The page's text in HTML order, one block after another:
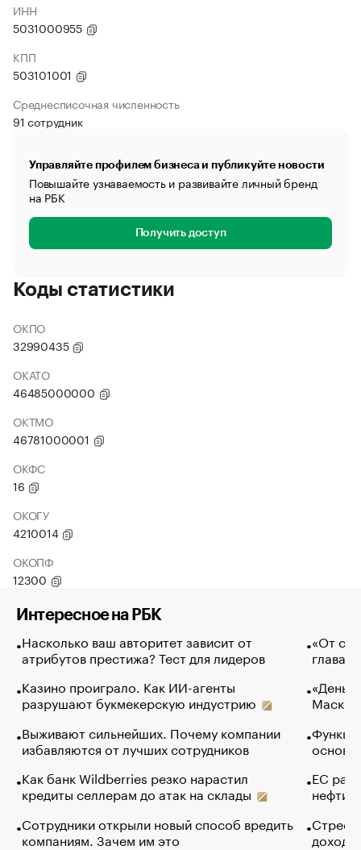
ИНН
5031000955
КПП
503101001
Среднесписочная численность
91 сотрудник
Управляйте профилем бизнеса и публикуйте новости
Повышайте узнаваемость и развивайте личный бренд
на РБК
Получить доступ
Коды статистики
ОКПО
32990435
ОКАТО
46485000000
ОКТМО
46781000001
ОКФС
16
ОКОГУ
4210014
ОКОПФ
12300
Интересное на РБК
Насколько ваш авторитет зависит от
атрибутов престижа? Тест для лидеров
Казино проиграло. Как ИИ-агенты
разрушают букмекерскую индустрию
Выживают сильнейших. Почему компании
избавляются от лучших сотрудников
Как банк Wildberries резко нарастил
кредиты селлерам до атак на склады
Сотрудники открыли новый способ вредить
компаниям. Зачем им это
«От
глава
Маск в
основ
ЕС
нефти